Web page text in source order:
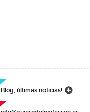
Blog, últimas noticias!